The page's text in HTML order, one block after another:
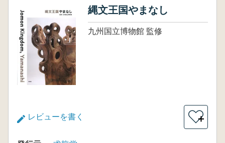
縄文王国やまなし
九州国立博物館 監修
レビューを書く ＋